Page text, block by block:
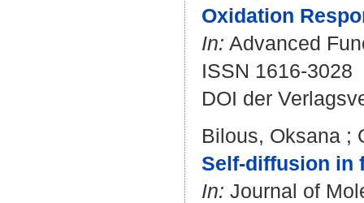
Oxidation
In: Advanced
ISSN 1616-3028
DOI der
Bilous, Oksana ;
Self-diffusion in
In: Journal of